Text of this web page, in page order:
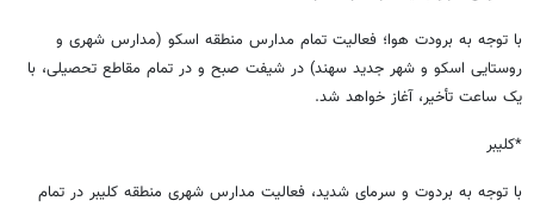
با توجه به برودت هوا؛ فعالیت تمام مدارس منطقه اسکو (مدارس شهری و
روستایی اسکو و شهر جدید سهند) در شیفت صبح و در تمام مقاطع تحصیلی، با
یک ساعت تأخیر، آغاز خواهد شد.
*کلیبر
با توجه به بردوت و سرمای شدید، فعالیت مدارس شهری منطقه کلیبر در تمام